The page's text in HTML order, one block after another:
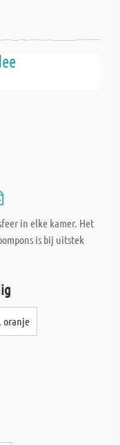
in elke kamer. Het
is bij uitstek
oranje